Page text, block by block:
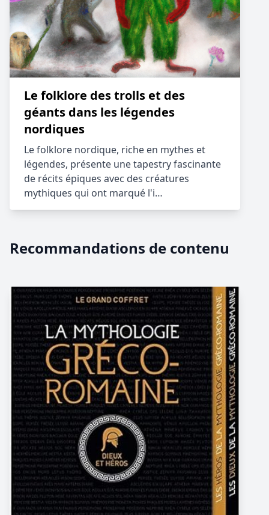
Le folklore des trolls et des
géants dans les légendes
nordiques
Le folklore nordique, riche en mythes et
légendes, présente une tapestry fascinante
de récits épiques avec des créatures
mythiques qui ont marqué l'i…
Recommandations de contenu